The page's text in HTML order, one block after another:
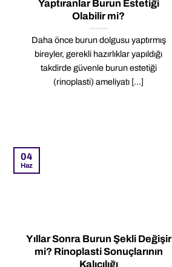
Yaptıranlar Burun Estetiği
Olabilir mi?
Daha önce burun dolgusu yaptırmış
bireyler, gerekli hazırlıklar yapıldığı
takdirde güvenle burun estetiği
(rinoplasti) ameliyatı [...]
Yıllar Sonra Burun Şekli Değişir
mi? Rinoplasti Sonuçlarının
Kalıcılığı
04
Haz